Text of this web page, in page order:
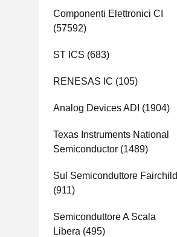
Componenti Elettronici CI
(57592)
ST ICS (683)
RENESAS IC (105)
Analog Devices ADI (1904)
Texas Instruments National
Semiconductor (1489)
Sul Semiconduttore Fairchild
(911)
Semiconduttore A Scala
Libera (495)